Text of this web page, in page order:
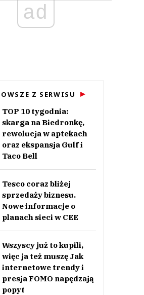
ad
Z SERWISU
TOP 10 tygodnia:
skarga na Biedronkę,
rewolucja w aptekach
oraz ekspansja Gulf i
Taco Bell
Tesco coraz bliżej
sprzedaży biznesu.
Nowe informacje o
planach sieci w CEE
Wszyscy już to kupili,
więc ja też muszę Jak
internetowe trendy i
presja FOMO napędzają
popyt